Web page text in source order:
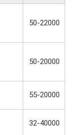
50-22000
50-20000
55-20000
32-40000